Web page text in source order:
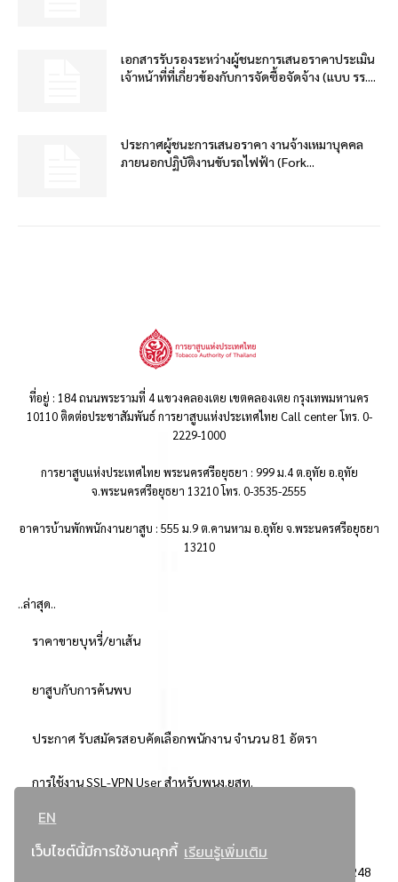
EN
เว็บไซต์นี้มีการใช้งานคุกกี้ เรียนรู้เพิ่มเติม
เอกสารรับรองระหว่างผู้ชนะการเสนอราคาประเมิน
เจ้าหน้าที่ที่เกี่ยวข้องกับการจัดซื้อจัดจ้าง (แบบ รร....
ประกาศผู้ชนะการเสนอราคา งานจ้างเหมาบุคคล
ภายนอกปฏิบัติงานขับรถไฟฟ้า (Fork...
ที่อยู่ : 184 ถนนพระรามที่ 4 แขวงคลองเตย เขตคลองเตย กรุงเทพมหานคร
10110 ติดต่อประชาสัมพันธ์ การยาสูบแห่งประเทศไทย Call center โทร. 0-
2229-1000
การยาสูบแห่งประเทศไทย พระนครศรีอยุธยา : 999 ม.4 ต.อุทัย อ.อุทัย
จ.พระนครศรีอยุธยา 13210 โทร. 0-3535-2555
อาคารบ้านพักพนักงานยาสูบ : 555 ม.9 ต.คานหาม อ.อุทัย จ.พระนครศรีอยุธยา
13210
..ล่าสุด..
ราคาขายบุหรี่/ยาเส้น
ยาสูบกับการค้นพบ
ประกาศ รับสมัครสอบคัดเลือกพนักงาน จำนวน 81 อัตรา
การใช้งาน SSL-VPN User สำหรับพนง.ยสท.
..ยอดนิยม..
3248